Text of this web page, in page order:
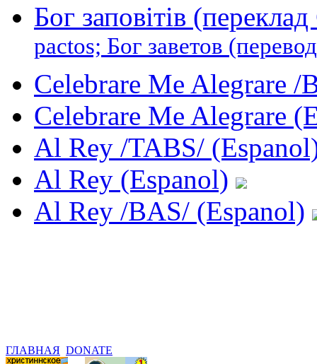
Бог заповітів
pactos; Бог заветов
Celebrare Me Alegrare /
Celebrare Me Alegrare
Al Rey /TABS/
Al Rey (Espanol)
Al Rey /BAS/ (Espanol)
ГЛАВНАЯ DONATE